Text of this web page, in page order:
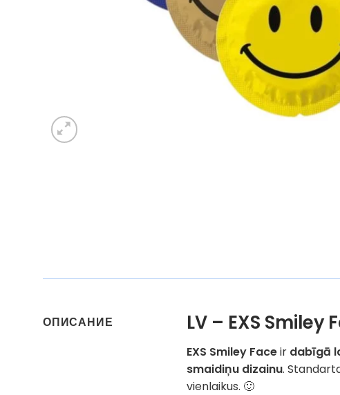
ОПИСАНИЕ LV – EXS
EXS Smiley Faceir dabīgā
smaidiņu dizainu.
vienlaikus. 🙂